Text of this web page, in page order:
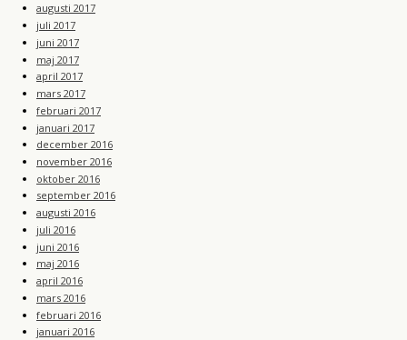
augusti 2017
juli 2017
juni 2017
maj 2017
april 2017
mars 2017
februari 2017
januari 2017
december 2016
november 2016
oktober 2016
september 2016
augusti 2016
juli 2016
juni 2016
maj 2016
april 2016
mars 2016
februari 2016
januari 2016